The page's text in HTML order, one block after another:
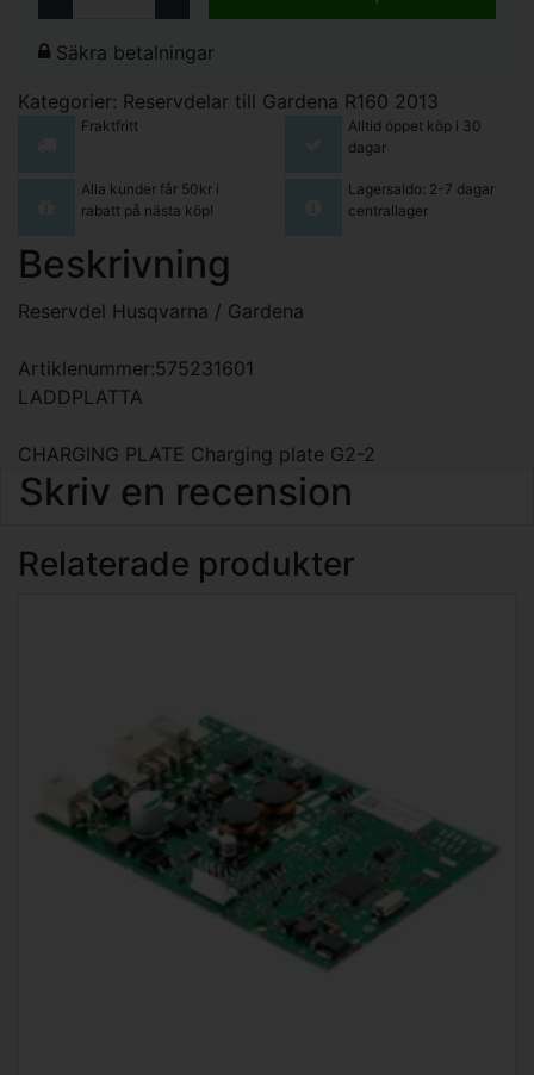
Säkra betalningar
Kategorier: Reservdelar till Gardena R160 2013
Fraktfritt
Alltid öppet köp i 30
dagar
Alla kunder får 50kr i
rabatt på nästa köp!
Lagersaldo: 2-7 dagar
centrallager
Beskrivning
Reservdel Husqvarna / Gardena
Artiklenummer:575231601
LADDPLATTA
CHARGING PLATE Charging plate G2-2
Skriv en recension
Relaterade produkter